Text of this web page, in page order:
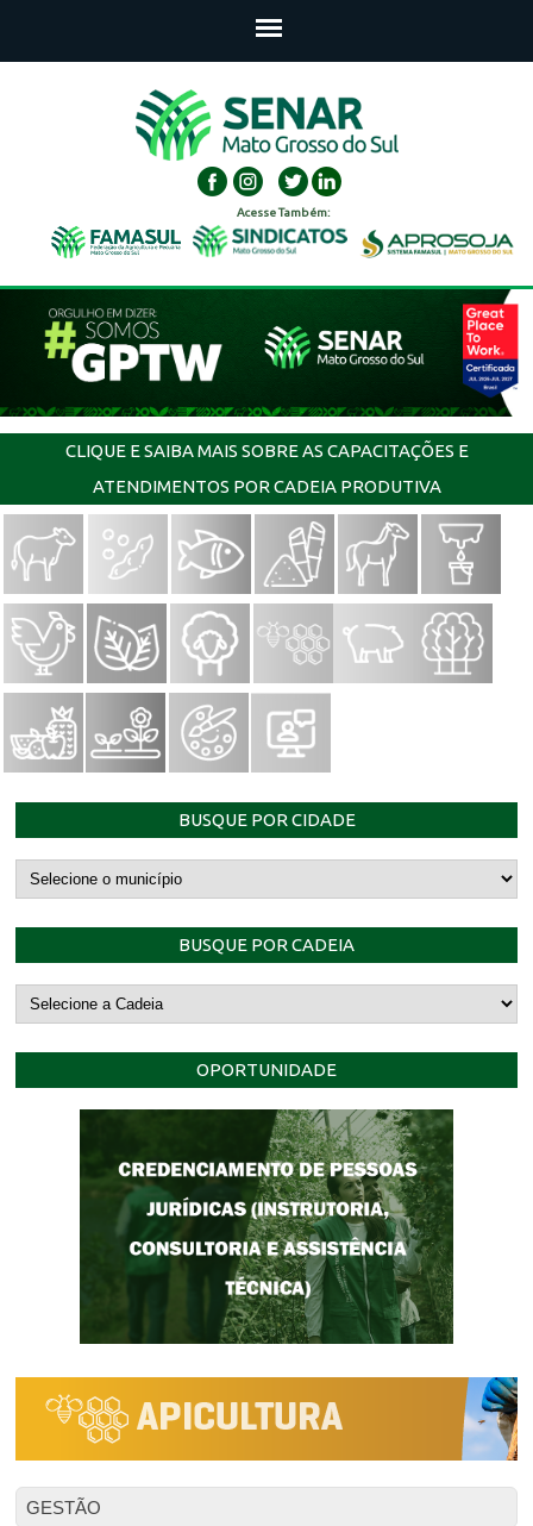
Acesse Também:
CLIQUE E SAIBA MAIS SOBRE AS CAPACITAÇÕES E
ATENDIMENTOS POR CADEIA PRODUTIVA
BUSQUE POR CIDADE
BUSQUE POR CADEIA
OPORTUNIDADE
GESTÃO